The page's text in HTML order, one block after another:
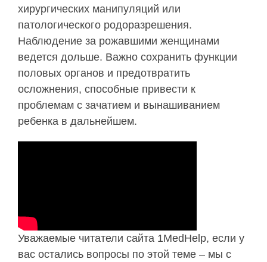
хирургических манипуляций или
патологического родоразрешения.
Наблюдение за рожавшими женщинами
ведется дольше. Важно сохранить функции
половых органов и предотвратить
осложнения, способные привести к
проблемам с зачатием и вынашиванием
ребенка в дальнейшем.
Уважаемые читатели сайта 1MedHelp, если у
вас остались вопросы по этой теме – мы с